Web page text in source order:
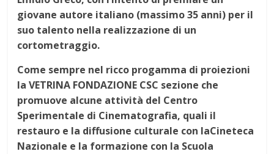
giovane autore italiano (massimo 35 anni) per il
suo talento nella realizzazione di un
cortometraggio.
Come sempre nel ricco progamma di proiezioni
la VETRINA FONDAZIONE CSC sezione che
promuove alcune attività del Centro
Sperimentale di Cinematografia, quali il
restauro e la diffusione culturale con laCineteca
Nazionale e la formazione con la Scuola